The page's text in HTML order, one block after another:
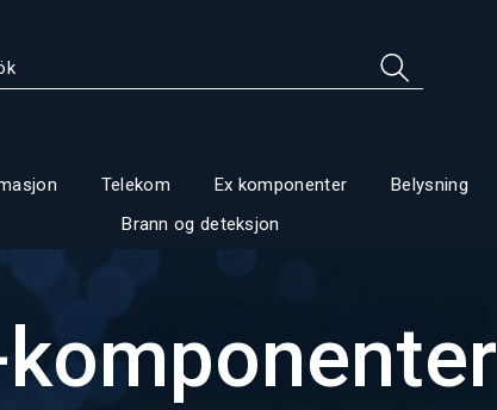
Telekom Ex komponenter Belysning
Brann og deteksjon
komponenter